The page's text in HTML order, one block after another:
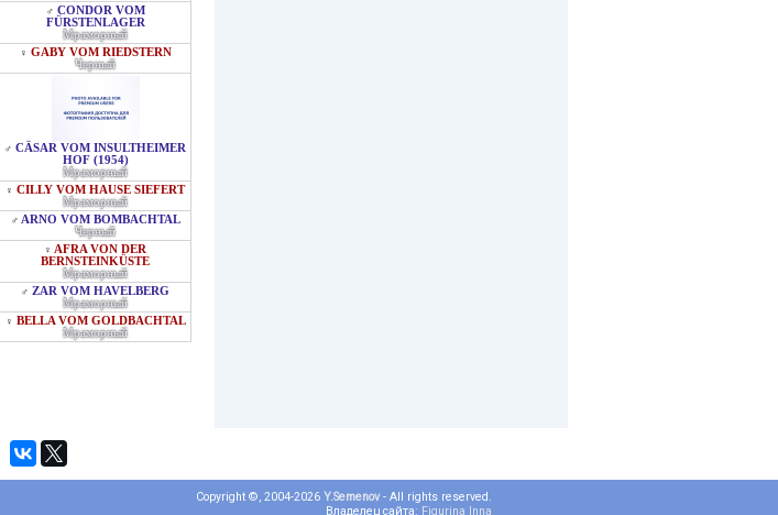
♂ CONDOR VOM
FÜRSTENLAGER
Мраморный
♀ GABY VOM RIEDSTERN
Черный
♂ CÄSAR VOM INSULTHEIMER
HOF (1954)
Мраморный
♀ CILLY VOM HAUSE SIEFERT
Мраморный
♂ ARNO VOM BOMBACHTAL
Черный
♀ AFRA VON DER
BERNSTEINKÜSTE
Мраморный
♂ ZAR VOM HAVELBERG
Мраморный
♀ BELLA VOM GOLDBACHTAL
Мраморный
Copyright ©, 2004-2026 Y.Semenov - All rights reserved.
Владелец сайта: Figurina Inna